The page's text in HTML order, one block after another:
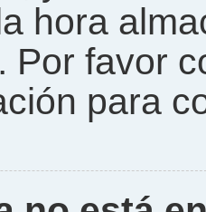
hora
Por favor
para